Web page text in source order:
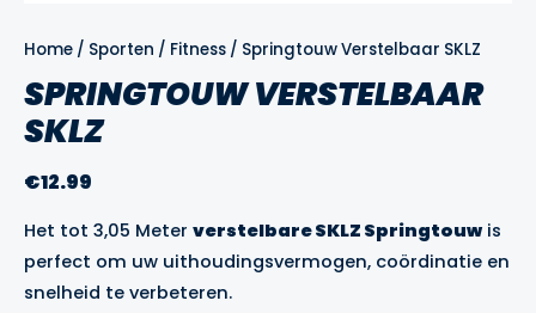
Home / Sporten / Fitness / Springtouw Verstelbaar SKLZ
SPRINGTOUW VERSTELBAAR
SKLZ
€12.99
Het tot 3,05 Meter verstelbare SKLZ Springtouw is
perfect om uw uithoudingsvermogen, coördinatie en
snelheid te verbeteren.